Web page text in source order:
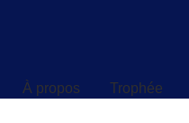
À propos
Trophée